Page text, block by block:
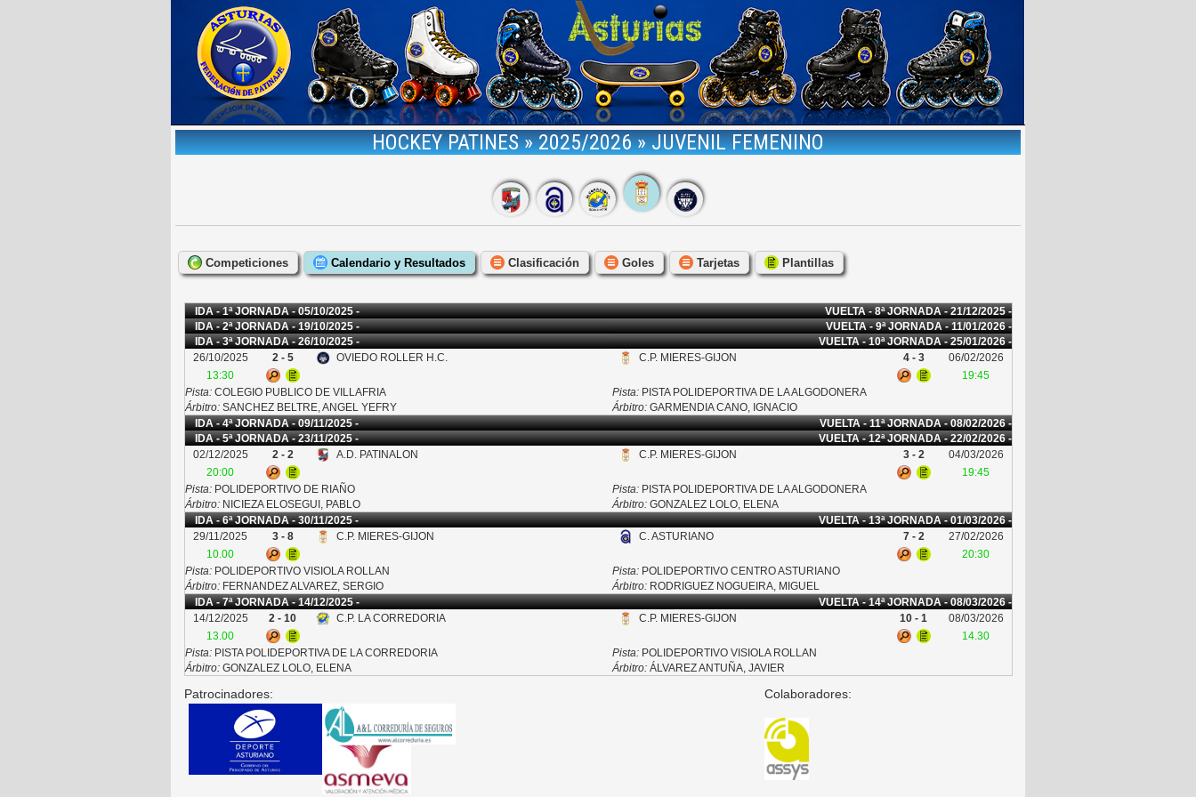
HOCKEY PATINES » 2025/2026 » JUVENIL FEMENINO
Competiciones Calendario y Resultados Clasificación Goles Tarjetas Plantillas
IDA - 1ª JORNADA - 05/10/2025 -
VUELTA - 8ª JORNADA - 21/12/2025 -
IDA - 2ª JORNADA - 19/10/2025 -
VUELTA - 9ª JORNADA - 11/01/2026 -
IDA - 3ª JORNADA - 26/10/2025 -
VUELTA - 10ª JORNADA - 25/01/2026 -
26/10/2025
2 - 5 OVIEDO ROLLER H.C. C.P. MIERES-GIJON 4 - 3
06/02/2026
13:30
19:45
Pista:COLEGIO PUBLICO DE VILLAFRIA Pista:PISTA POLIDEPORTIVA DE LA ALGODONERA
Árbitro:SANCHEZ BELTRE, ANGEL YEFRY Árbitro:GARMENDIA CANO, IGNACIO
IDA - 4ª JORNADA - 09/11/2025 -
VUELTA - 11ª JORNADA - 08/02/2026 -
IDA - 5ª JORNADA - 23/11/2025 -
VUELTA - 12ª JORNADA - 22/02/2026 -
02/12/2025
2 - 2 A.D. PATINALON C.P. MIERES-GIJON 3 - 2
04/03/2026
20:00
19:45
Pista:POLIDEPORTIVO DE RIAÑO Pista:PISTA POLIDEPORTIVA DE LA ALGODONERA
Árbitro:NICIEZA ELOSEGUI, PABLO Árbitro:GONZALEZ LOLO, ELENA
IDA - 6ª JORNADA - 30/11/2025 -
VUELTA - 13ª JORNADA - 01/03/2026 -
29/11/2025
3 - 8 C.P. MIERES-GIJON C. ASTURIANO 7 - 2
27/02/2026
10.00
20:30
Pista:POLIDEPORTIVO VISIOLA ROLLAN Pista:POLIDEPORTIVO CENTRO ASTURIANO
Árbitro:FERNANDEZ ALVAREZ, SERGIO Árbitro:RODRIGUEZ NOGUEIRA, MIGUEL
IDA - 7ª JORNADA - 14/12/2025 -
VUELTA - 14ª JORNADA - 08/03/2026 -
14/12/2025
2 - 10 C.P. LA CORREDORIA C.P. MIERES-GIJON 10 - 1
08/03/2026
13.00
14.30
Pista:PISTA POLIDEPORTIVA DE LA CORREDORIA Pista:POLIDEPORTIVO VISIOLA ROLLAN
Árbitro:GONZALEZ LOLO, ELENA Árbitro:ÁLVAREZ ANTUÑA, JAVIER
Patrocinadores: Colaboradores: